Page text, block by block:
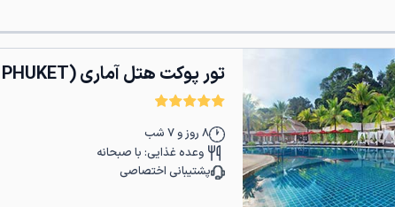
تور پوکت هتل آماری (AMARI PHUKET )
8 روز و7 شب
وعده غذایی: با صبحانه
پشتیبانی اختصاصی